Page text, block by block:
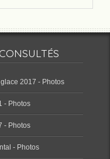
2017 - Photos
- Photos
- Photos
- Photos